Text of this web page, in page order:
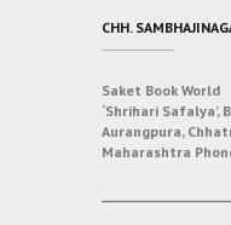
CHH.
Saket Book World
‘Shrihari Safalya’,
Aurangpura,
Maharashtra